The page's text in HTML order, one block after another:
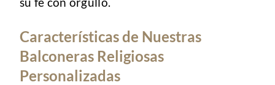
Características de Nuestras
Balconeras Religiosas
Personalizadas